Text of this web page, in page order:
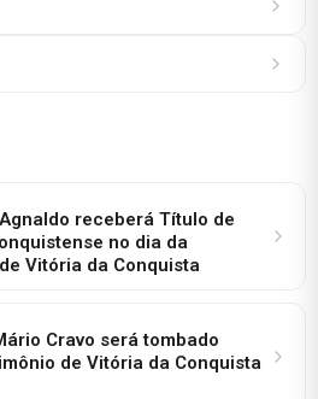
receberá Título de
no dia da
Vitória da Conquista
Cravo será tombado
de Vitória da Conquista